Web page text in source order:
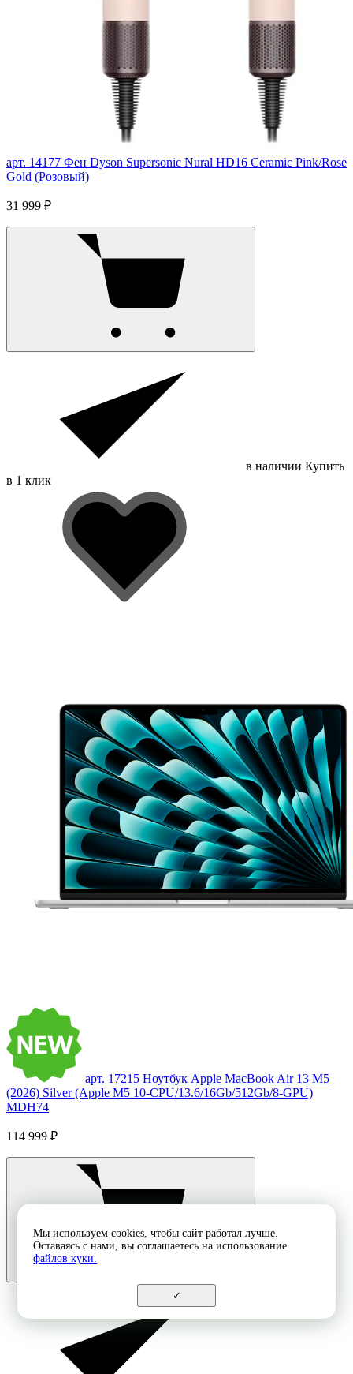
арт. 14177 Фен Dyson Supersonic Nural HD16 Ceramic Pink/Rose
Gold (Розовый)
31 999 ₽
в наличии Купить
в 1 клик
арт. 17215 Ноутбук Apple MacBook Air 13 M5
(2026) Silver (Apple M5 10-CPU/13.6/16Gb/512Gb/8-GPU)
MDH74
114 999 ₽
Мы используем cookies, чтобы сайт работал лучше.
Оставаясь с нами, вы соглашаетесь на использование
файлов куки.
✓